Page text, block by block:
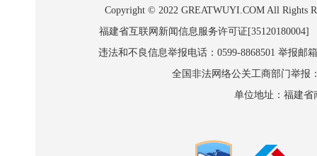
Copyright © 2022 GREATWUYI.COM All Rights
福建省互联网新闻信息服务许可证
违法和不良信息举报电话：0599-8868501 举报邮
全国非法网络公关工商部门举报
单位地址：福建省